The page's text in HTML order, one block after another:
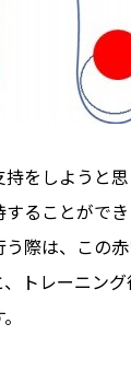
をしようと
ることがで
際は、この
トレーニン